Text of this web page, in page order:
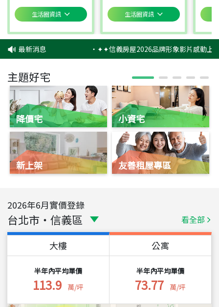
生活圈資訊 生活圈資訊
最新消息 ‧✦✦信義房屋2026品牌形象影片感動上
主題好宅
降價宅
新上架
小資宅
友善租屋專區
2026年6月實價登錄
台北市 ・ 信義區 看全部
大樓
半年內平均單價
113.9 萬/坪
公寓
半年內平均單價
73.77 萬/坪